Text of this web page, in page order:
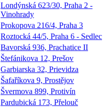
Londýnská 623/30, Praha 2 -
Vinohrady
Prokopova 216/4, Praha 3
Roztocká 44/5, Praha 6 - Sedlec
Bavorská 936, Prachatice II
Štefánikova 12, Prešov
Garbiarska 32, Prievidza
Šafaříkova 9, Prostějov
Švermova 899, Protivín
Pardubická 173, Přelouč